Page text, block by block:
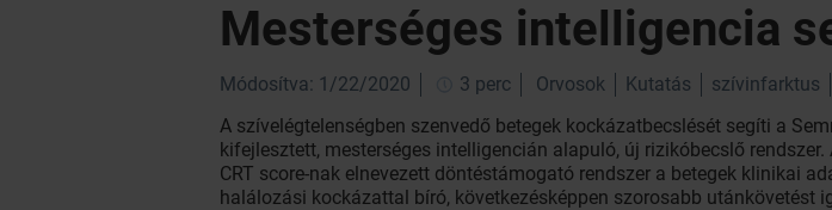
Mesterséges intelligencia
Módosítva: 1/22/2020 3 perc Orvosok Kutatás szívinfarktus
A szívelégtelenségben szenvedő betegek kockázatbecslését segíti a
kifejlesztett, mesterséges intelligencián alapuló, új rizikóbecslő
CRT score-nak elnevezett döntéstámogató rendszer a betegek klinikai
halálozási kockázattal bíró, következésképpen szorosabb utánkövetést